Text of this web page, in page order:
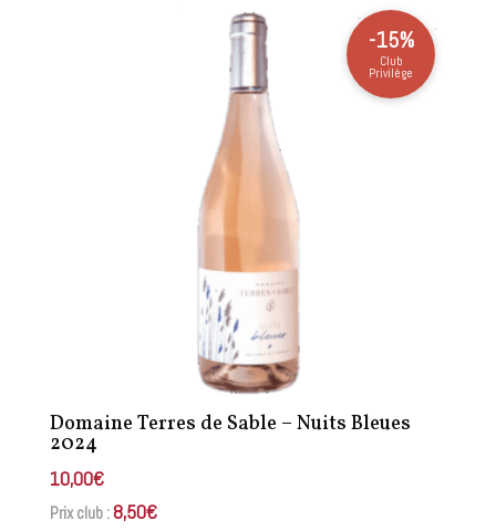
-15%
Club
Privilège
Domaine Terres de Sable – Nuits Bleues
2024
10,00€
Prix club :8,50€